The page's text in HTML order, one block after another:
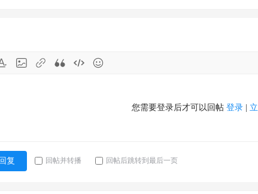
您需要登录后才可以回帖 登录|
复 回帖并转播 回帖后跳转到最后一页